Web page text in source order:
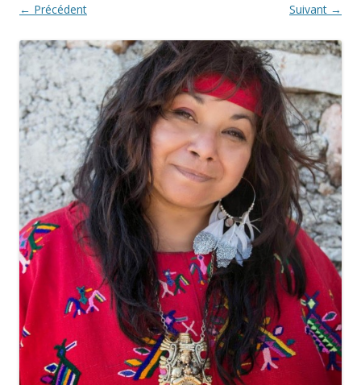
← Précédent Suivant →